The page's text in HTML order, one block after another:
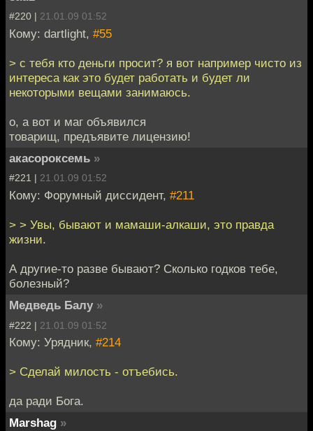
#220 | 21.01.09 01:52
Кому: dartlight, #55
> с тебя кто деньги просит? я вот например чисто из
интереса как это будет работать и будет ли
некоторыми вещами занимаюсь.
о, а вот и маг объявился
товарищ, предъявите лицензию!
акасороксемь »
#221 | 21.01.09 01:52
Кому: Форумный диссидент, #211
> > Увы, бывают и мамаши-алкаши, это правда
жизни.
А другие-то разве бывают? Сколько годков тебе,
болезный?
Медведь Балу »
#222 | 21.01.09 01:52
Кому: Урядник, #214
> Сделай милость - отъебись.
да ради Бога.
Marshag »